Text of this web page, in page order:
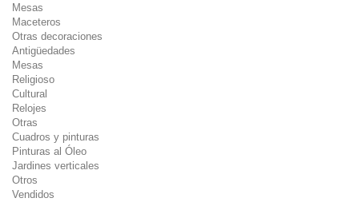
Mesas
Maceteros
Otras decoraciones
Antigüedades
Mesas
Religioso
Cultural
Relojes
Otras
Cuadros y pinturas
Pinturas al Óleo
Jardines verticales
Otros
Vendidos